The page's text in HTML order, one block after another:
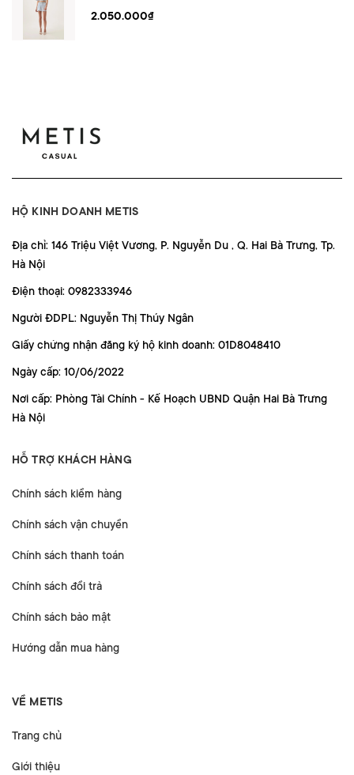
2.050.000₫
HỘ KINH DOANH METIS
Địa chỉ: 146 Triệu Việt Vương, P. Nguyễn Du , Q. Hai Bà Trưng, Tp.
Hà Nội
Điện thoại: 0982333946
Người ĐDPL: Nguyễn Thị Thúy Ngân
Giấy chứng nhận đăng ký hộ kinh doanh: 01D8048410
Ngày cấp: 10/06/2022
Nơi cấp: Phòng Tài Chính - Kế Hoạch UBND Quận Hai Bà Trưng
Hà Nội
HỖ TRỢ KHÁCH HÀNG
Chính sách kiểm hàng
Chính sách vận chuyển
Chính sách thanh toán
Chính sách đổi trả
Chính sách bảo mật
Hướng dẫn mua hàng
VỀ METIS
Trang chủ
Giới thiệu